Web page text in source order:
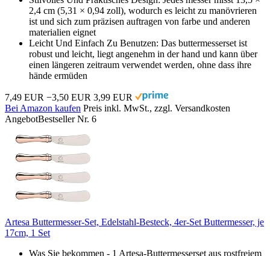
2,4 cm (5,31 × 0,94 zoll), wodurch es leicht zu manövrieren
ist und sich zum präzisen auftragen von farbe und anderen
materialien eignet
Leicht Und Einfach Zu Benutzen: Das buttermesserset ist
robust und leicht, liegt angenehm in der hand und kann über
einen längeren zeitraum verwendet werden, ohne dass ihre
hände ermüden
7,49 EUR −3,50 EUR 3,99 EUR
Bei Amazon kaufen Preis inkl. MwSt., zzgl. Versandkosten
AngebotBestseller Nr. 6
Artesa Buttermesser-Set, Edelstahl-Besteck, 4er-Set Buttermesser, je
17cm, 1 Set
Was Sie bekommen - 1 Artesa-Buttermesserset aus rostfreiem